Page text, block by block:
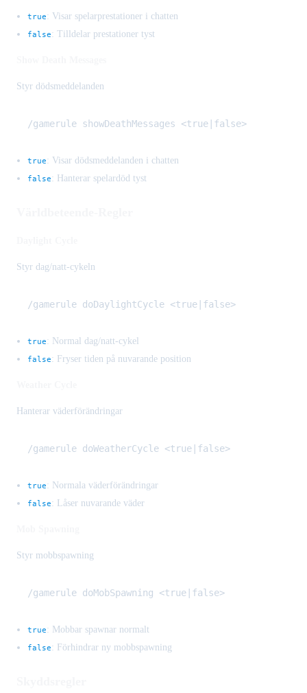
true: Visar spelarprestationer i chatten
false: Tilldelar prestationer tyst
Styr dödsmeddelanden
true: Visar dödsmeddelanden i chatten
false: Hanterar spelardöd tyst
Styr dag/natt-cykeln
true: Normal dag/natt-cykel
false: Fryser tiden på nuvarande position
Hanterar väderförändringar
true: Normala väderförändringar
false: Låser nuvarande väder
Styr mobbspawning
true: Mobbar spawnar normalt
false: Förhindrar ny mobbspawning